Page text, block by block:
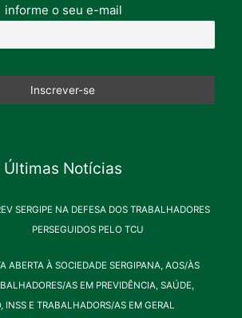
informe o seu e-mail
Últimas Notícias
SERGIPE NA DEFESA DOS TRABALHADORES
PERSEGUIDOS PELO TCU
ABERTA À SOCIEDADE SERGIPANA, AOS/ÀS
AS EM PREVIDÊNCIA, SAÚDE,
INSS E TRABALHADORS/AS EM GERAL